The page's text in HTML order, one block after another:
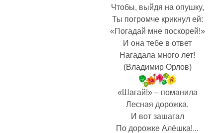
Чтобы, выйдя на опyшкy,
Ты погpомче кpикнyл ей:
«Погадай мне поскорей!»
И она тебе в ответ
Нагадала много лет!
(Владимир Орлов)
«Шагай!» – поманила
Лесная дорожка.
И вот зашагал
По дорожке Алёшка!...